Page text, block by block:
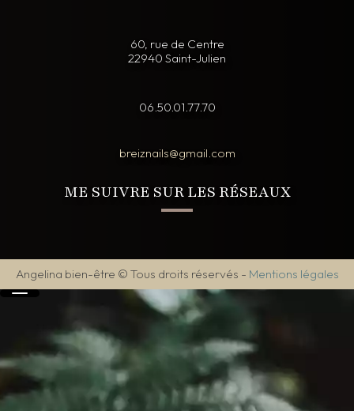
60, rue de Centre
22940 Saint-Julien
06.50.01.77.70
breiznails@gmail.com
ME SUIVRE SUR LES RÉSEAUX
Angelina bien-être © Tous droits réservés - Mentions légales